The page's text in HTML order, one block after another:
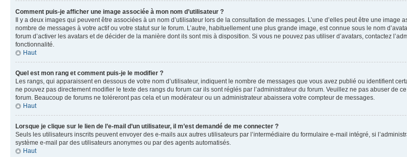
Comment puis-je afficher une image associée à mon nom d’utilisateur ?
Il y a deux images qui peuvent être associées à un nom d’utilisateur lors de la consultation de messages. L’une d’elles peut être une
nombre de messages à votre actif ou votre statut sur le forum. L’autre, habituellement une plus grande image, est connue sous le nom
forum d’activer les avatars et de décider de la manière dont ils sont mis à disposition. Si vous ne pouvez pas utiliser d’avatars, contactez
fonctionnalité.
Haut
Quel est mon rang et comment puis-je le modifier ?
Les rangs, qui apparaissent en dessous de votre nom d’utilisateur, indiquent le nombre de messages que vous avez publié ou identifient
ne pouvez pas directement modifier le texte des rangs du forum car ils sont réglés par l’administrateur du forum. Veuillez ne pas abuser de
forum. Beaucoup de forums ne toléreront pas cela et un modérateur ou un administrateur abaissera votre compteur de messages.
Haut
Lorsque je clique sur le lien de l’e-mail d’un utilisateur, il m’est demandé de me connecter ?
Seuls les utilisateurs inscrits peuvent envoyer des e-mails aux autres utilisateurs par l’intermédiaire du formulaire e-mail intégré, si
système e-mail par des utilisateurs anonymes ou par des agents automatisés.
Haut